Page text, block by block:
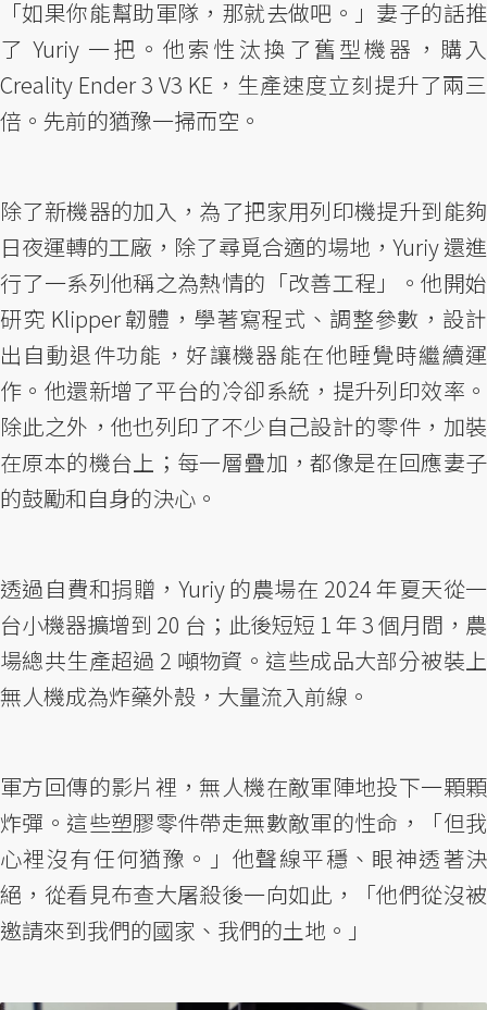
「如果你能幫助軍隊，那就去做吧。」妻子的話推
了 Yuriy 一把。他索性汰換了舊型機器，購入
Creality Ender 3 V3 KE，生產速度立刻提升了兩三
倍。先前的猶豫一掃而空。
除了新機器的加入，為了把家用列印機提升到能夠
日夜運轉的工廠，除了尋覓合適的場地，Yuriy 還進
行了一系列他稱之為熱情的「改善工程」。他開始
研究 Klipper 韌體，學著寫程式、調整參數，設計
出自動退件功能，好讓機器能在他睡覺時繼續運
作。他還新增了平台的冷卻系統，提升列印效率。
除此之外，他也列印了不少自己設計的零件，加裝
在原本的機台上；每一層疊加，都像是在回應妻子
的鼓勵和自身的決心。
透過自費和捐贈，Yuriy 的農場在 2024 年夏天從一
台小機器擴增到 20 台；此後短短 1 年 3 個月間，農
場總共生產超過 2 噸物資。這些成品大部分被裝上
無人機成為炸藥外殼，大量流入前線。
軍方回傳的影片裡，無人機在敵軍陣地投下一顆顆
炸彈。這些塑膠零件帶走無數敵軍的性命，「但我
心裡沒有任何猶豫。」他聲線平穩、眼神透著決
絕，從看見布查大屠殺後一向如此，「他們從沒被
邀請來到我們的國家、我們的土地。」